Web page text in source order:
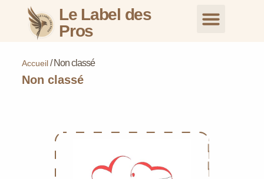
Le Label des
Pros
Accueil/Non classé
Non classé